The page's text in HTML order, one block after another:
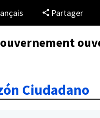
Partager
Ciudadano